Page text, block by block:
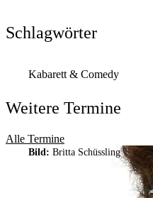
Anschrift
Schlagwörter
Kabarett & Comedy
Weitere Termine
Alle Termine
Bild: Britta Schüssling